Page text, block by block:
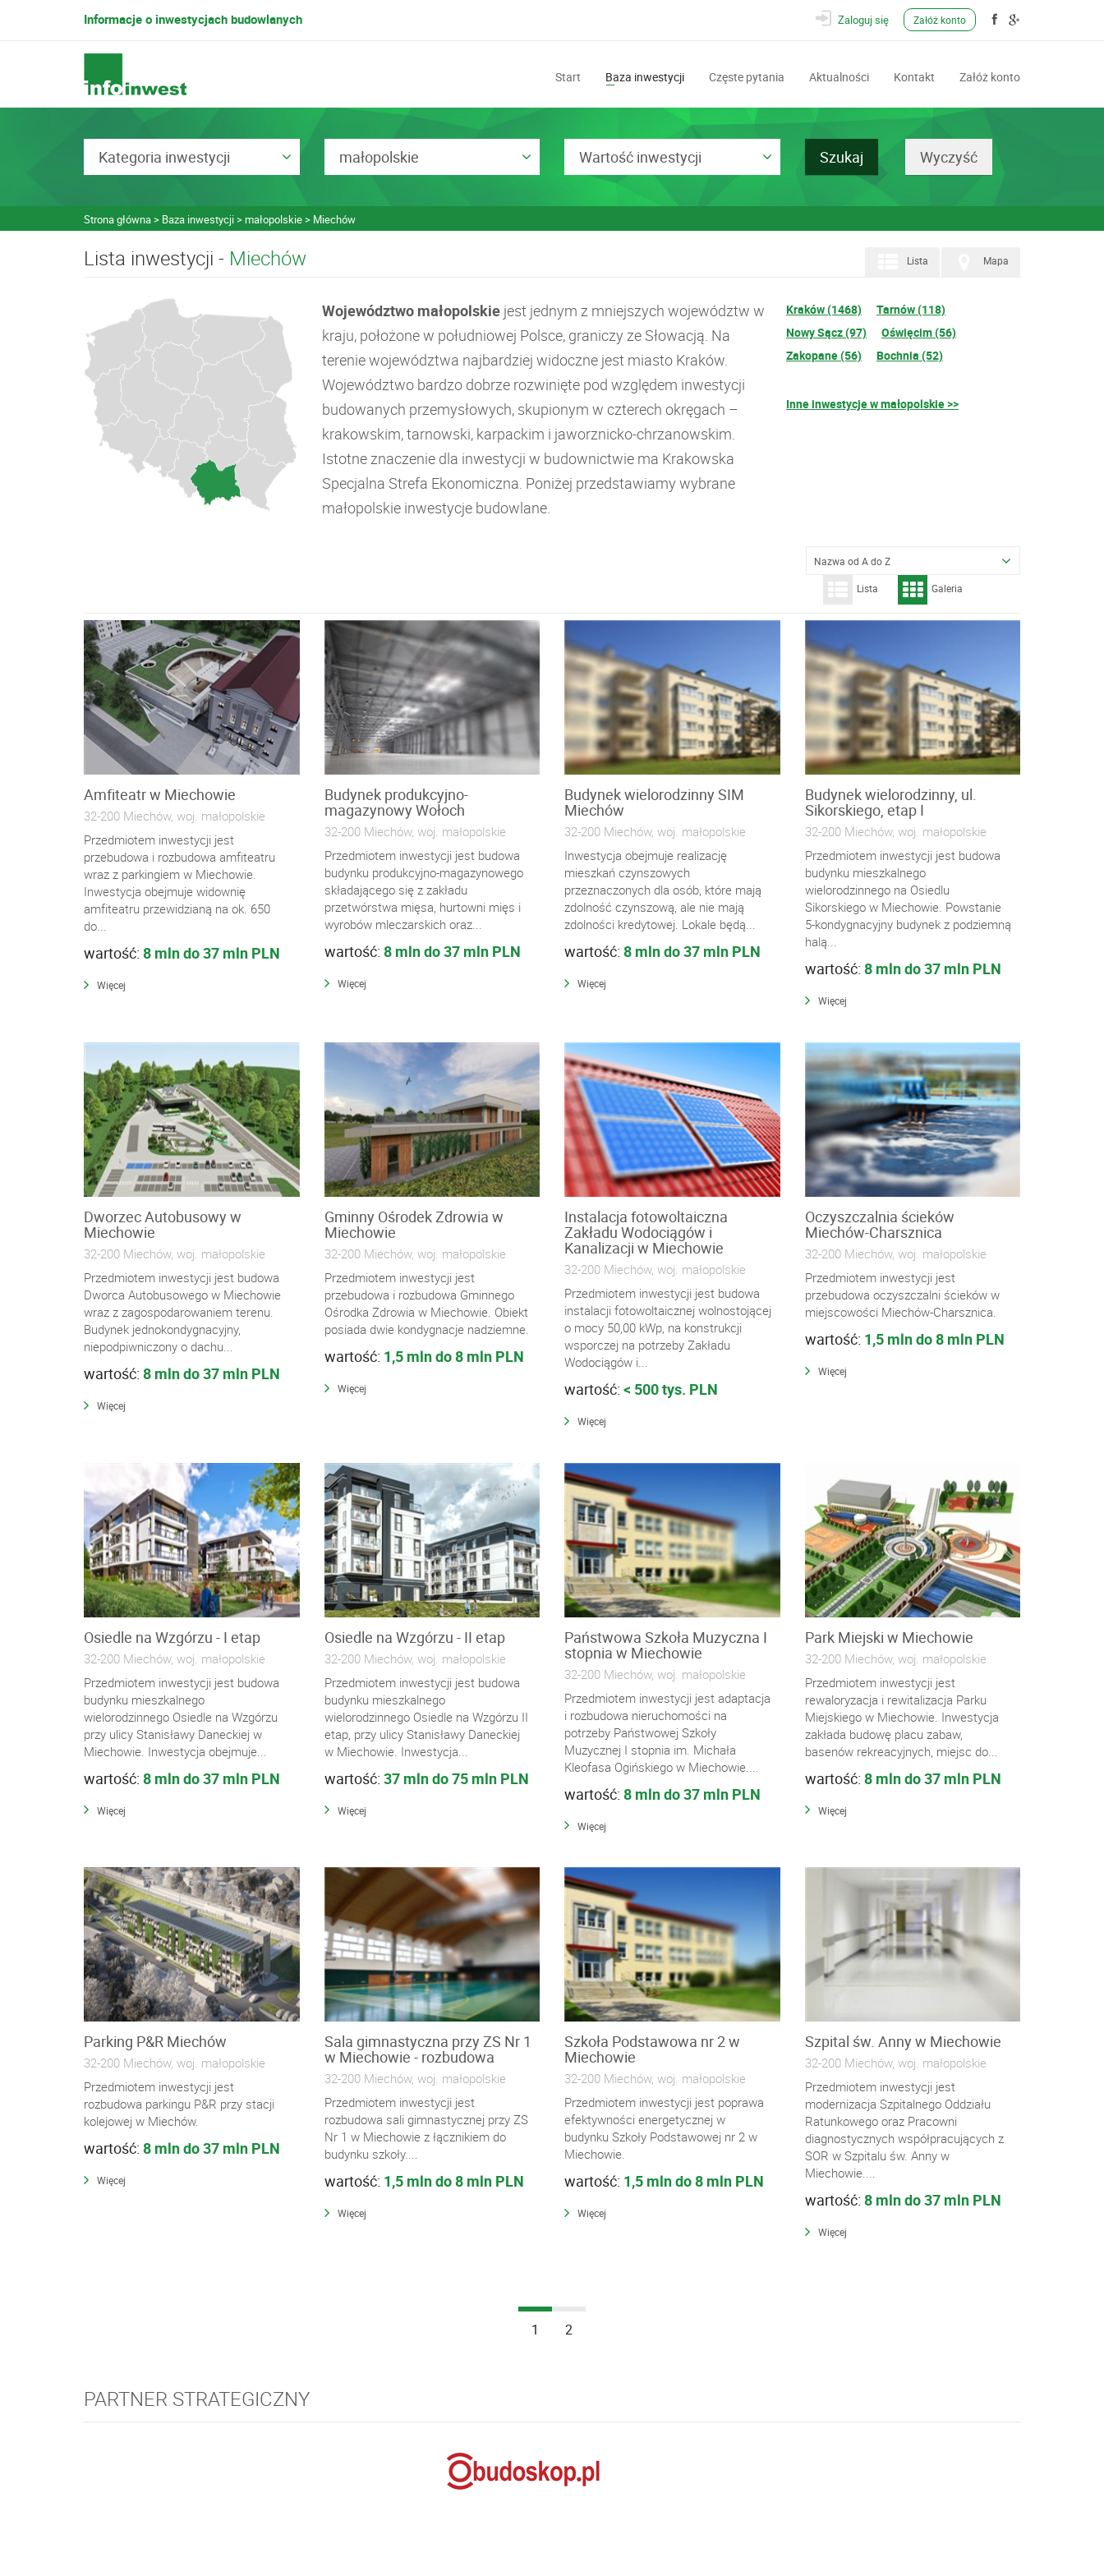
Informacje o inwestycjach budowlanych Zaloguj się Załóż konto
Start Baza inwestycji Częste pytania Aktualności Kontakt Załóż konto
Kategoria inwestycji małopolskie Wartość inwestycji
Strona główna Baza inwestycji małopolskie Miechów
Lista inwestycji - Miechów Mapa
Lista
Województwo małopolskie jest jednym z mniejszych województw w
kraju, położone w południowej Polsce, graniczy ze Słowacją. Na
terenie województwa najbardziej widoczne jest miasto Kraków.
Województwo bardzo dobrze rozwinięte pod względem inwestycji
budowanych przemysłowych, skupionym w czterech okręgach –
krakowskim, tarnowski, karpackim i jaworznicko-chrzanowskim.
Istotne znaczenie dla inwestycji w budownictwie ma Krakowska
Specjalna Strefa Ekonomiczna. Poniżej przedstawiamy wybrane
małopolskie inwestycje budowlane.
Kraków (1468)
Tarnów (118)
Nowy Sącz (97)
Oświęcim (56)
Zakopane (56)
Bochnia (52)
Inne inwestycje w małopolskie >>
Nazwa od A do Z
Lista Galeria
Amfiteatr w Miechowie
32-200 Miechów, woj. małopolskie
Przedmiotem inwestycji jest
przebudowa i rozbudowa amfiteatru
wraz z parkingiem w Miechowie.
Inwestycja obejmuje widownię
amfiteatru przewidzianą na ok. 650
do...
wartość: 8 mln do 37 mln PLN
Więcej
Budynek produkcyjno-
magazynowy Wołoch
32-200 Miechów, woj. małopolskie
Przedmiotem inwestycji jest budowa
budynku produkcyjno-magazynowego
składającego się z zakładu
przetwórstwa mięsa, hurtowni mięs i
wyrobów mleczarskich oraz...
wartość: 8 mln do 37 mln PLN
Więcej
Budynek wielorodzinny SIM
Miechów
32-200 Miechów, woj. małopolskie
Inwestycja obejmuje realizację
mieszkań czynszowych
przeznaczonych dla osób, które mają
zdolność czynszową, ale nie mają
zdolności kredytowej. Lokale będą...
wartość: 8 mln do 37 mln PLN
Więcej
Budynek wielorodzinny, ul.
Sikorskiego, etap I
32-200 Miechów, woj. małopolskie
Przedmiotem inwestycji jest budowa
budynku mieszkalnego
wielorodzinnego na Osiedlu
Sikorskiego w Miechowie. Powstanie
5-kondygnacyjny budynek z podziemną
halą...
wartość: 8 mln do 37 mln PLN
Więcej
Dworzec Autobusowy w
Miechowie
32-200 Miechów, woj. małopolskie
Przedmiotem inwestycji jest budowa
Dworca Autobusowego w Miechowie
wraz z zagospodarowaniem terenu.
Budynek jednokondygnacyjny,
niepodpiwniczony o dachu...
wartość: 8 mln do 37 mln PLN
Więcej
Gminny Ośrodek Zdrowia w
Miechowie
32-200 Miechów, woj. małopolskie
Przedmiotem inwestycji jest
przebudowa i rozbudowa Gminnego
Ośrodka Zdrowia w Miechowie. Obiekt
posiada dwie kondygnacje nadziemne.
wartość: 1,5 mln do 8 mln PLN
Więcej
Instalacja fotowoltaiczna
Zakładu Wodociągów i
Kanalizacji w Miechowie
32-200 Miechów, woj. małopolskie
Przedmiotem inwestycji jest budowa
instalacji fotowoltaicznej wolnostojącej
o mocy 50,00 kWp, na konstrukcji
wsporczej na potrzeby Zakładu
Wodociągów i...
wartość: < 500 tys. PLN
Więcej
Oczyszczalnia ścieków
Miechów-Charsznica
32-200 Miechów, woj. małopolskie
Przedmiotem inwestycji jest
przebudowa oczyszczalni ścieków w
miejscowości Miechów-Charsznica.
wartość: 1,5 mln do 8 mln PLN
Więcej
Osiedle na Wzgórzu - I etap
32-200 Miechów, woj. małopolskie
Przedmiotem inwestycji jest budowa
budynku mieszkalnego
wielorodzinnego Osiedle na Wzgórzu
przy ulicy Stanisławy Daneckiej w
Miechowie. Inwestycja obejmuje...
wartość: 8 mln do 37 mln PLN
Więcej
Osiedle na Wzgórzu - II etap
32-200 Miechów, woj. małopolskie
Przedmiotem inwestycji jest budowa
budynku mieszkalnego
wielorodzinnego Osiedle na Wzgórzu II
etap, przy ulicy Stanisławy Daneckiej
w Miechowie. Inwestycja...
wartość: 37 mln do 75 mln PLN
Więcej
Państwowa Szkoła Muzyczna I
stopnia w Miechowie
32-200 Miechów, woj. małopolskie
Przedmiotem inwestycji jest adaptacja
i rozbudowa nieruchomości na
potrzeby Państwowej Szkoły
Muzycznej I stopnia im. Michała
Kleofasa Ogińskiego w Miechowie....
wartość: 8 mln do 37 mln PLN
Więcej
Park Miejski w Miechowie
32-200 Miechów, woj. małopolskie
Przedmiotem inwestycji jest
rewaloryzacja i rewitalizacja Parku
Miejskiego w Miechowie. Inwestycja
zakłada budowę placu zabaw,
basenów rekreacyjnych, miejsc do...
wartość: 8 mln do 37 mln PLN
Więcej
Parking P&R Miechów
32-200 Miechów, woj. małopolskie
Przedmiotem inwestycji jest
rozbudowa parkingu P&R przy stacji
kolejowej w Miechów.
wartość: 8 mln do 37 mln PLN
Więcej
Sala gimnastyczna przy ZS Nr 1
w Miechowie - rozbudowa
32-200 Miechów, woj. małopolskie
Przedmiotem inwestycji jest
rozbudowa sali gimnastycznej przy ZS
Nr 1 w Miechowie z łącznikiem do
budynku szkoły....
wartość: 1,5 mln do 8 mln PLN
Więcej
Szkoła Podstawowa nr 2 w
Miechowie
32-200 Miechów, woj. małopolskie
Przedmiotem inwestycji jest poprawa
efektywności energetycznej w
budynku Szkoły Podstawowej nr 2 w
Miechowie.
wartość: 1,5 mln do 8 mln PLN
Więcej
Szpital św. Anny w Miechowie
32-200 Miechów, woj. małopolskie
Przedmiotem inwestycji jest
modernizacja Szpitalnego Oddziału
Ratunkowego oraz Pracowni
diagnostycznych współpracujących z
SOR w Szpitalu św. Anny w
Miechowie....
wartość: 8 mln do 37 mln PLN
Więcej
1 2
PARTNER STRATEGICZNY